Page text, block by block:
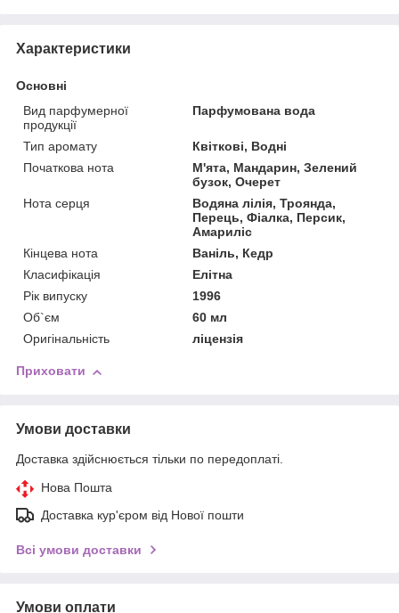
Характеристики
Основні
Вид парфумерної
продукції
Парфумована вода
Тип аромату
Квіткові, Водні
Початкова нота
М'ята, Мандарин, Зелений
бузок, Очерет
Нота серця
Водяна лілія, Троянда,
Перець, Фіалка, Персик,
Амариліс
Кінцева нота
Ваніль, Кедр
Класифікація
Елітна
Рік випуску
1996
Об`єм
60 мл
Оригінальність
ліцензія
Приховати
Умови доставки
Доставка здійснюється тільки по передоплаті.
Нова Пошта
Доставка кур'єром від Нової пошти
Всі умови доставки
Умови оплати